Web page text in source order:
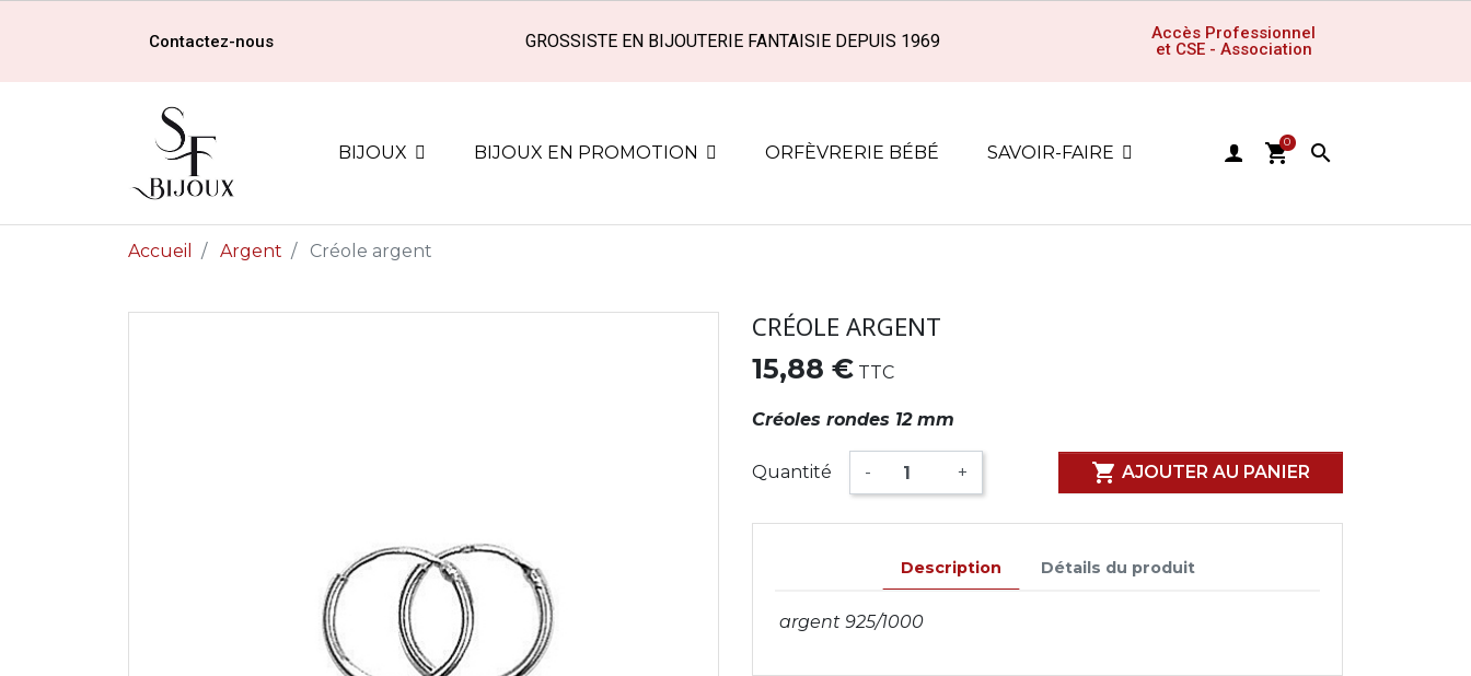
Contactez-nous GROSSISTE EN BIJOUTERIE FANTAISIE DEPUIS 1969
Accès Professionnel
et CSE - Association
BIJOUX BIJOUX EN PROMOTION ORFÈVRERIE BÉBÉ SAVOIR-FAIRE shopping_cart
0 
Accueil Argent Créole argent
CRÉOLE ARGENT
15,88 € TTC
Créoles rondes 12 mm
Quantité - +  AJOUTER AU PANIER
Description Détails du produit
argent 925/1000